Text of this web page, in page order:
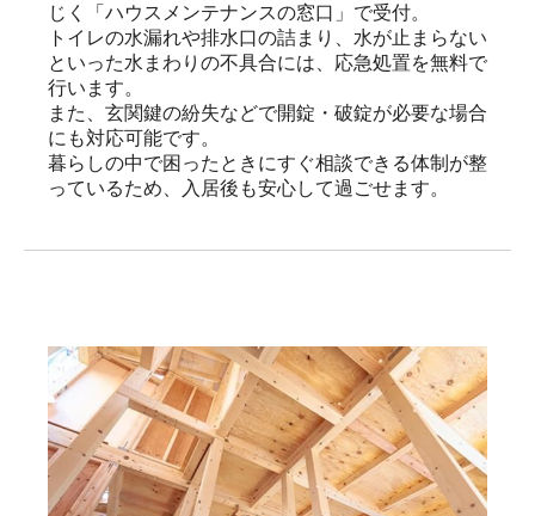
じく「ハウスメンテナンスの窓口」で受付。
トイレの水漏れや排水口の詰まり、水が止まらない
といった水まわりの不具合には、応急処置を無料で
行います。
また、玄関鍵の紛失などで開錠・破錠が必要な場合
にも対応可能です。
暮らしの中で困ったときにすぐ相談できる体制が整
っているため、入居後も安心して過ごせます。